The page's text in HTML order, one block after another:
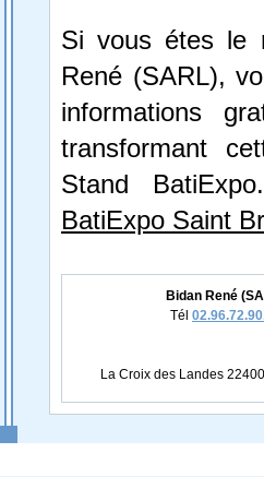
Si vous étes le
René (SARL),
informations
transformant
Stand
BatiExpo Saint
Bidan René
Tél
La Croix des Landes